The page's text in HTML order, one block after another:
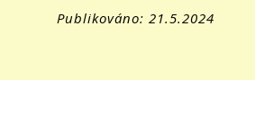
Publikováno: 21.5.2024